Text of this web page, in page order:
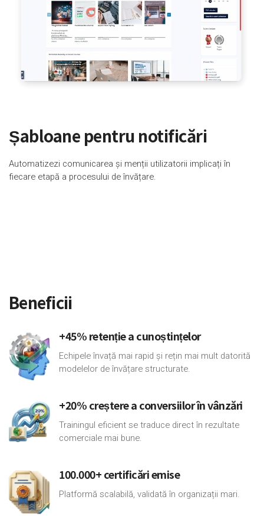
Șabloane pentru notificări
Automatizezi comunicarea și menții utilizatorii implicați în
fiecare etapă a procesului de învățare.
Beneficii
+45% retenție a cunoștințelor
Echipele învață mai rapid și rețin mai mult datorită
modelelor de învățare structurate.
+20% creștere a conversiilor în vânzări
Trainingul eficient se traduce direct în rezultate
comerciale mai bune.
100.000+ certificări emise
Platformă scalabilă, validată în organizații mari.